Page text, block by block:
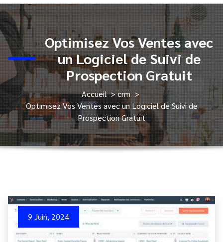
Optimisez Vos Ventes avec
un Logiciel de Suivi de
Prospection Gratuit
Accueil>crm>
Optimisez Vos Ventes avec un Logiciel de Suivi de
Prospection Gratuit
9 Juin, 2024